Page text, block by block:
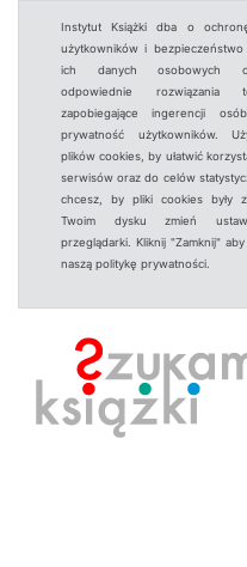
Instytut Książki dba o
użytkowników i bezpieczeństwo
ich danych osobowych
odpowiednie rozwiązania
zapobiegające ingerencji
prywatność użytkowników.
plików cookies, by ułatwić
serwisów oraz do celów
chcesz, by pliki cookies były
Twoim dysku zmień
przeglądarki. Kliknij "Zamknij"
naszą politykę prywatności.